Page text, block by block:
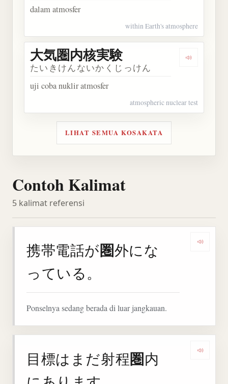
dalam atmosfer
within Earth's atmosphere
Dengarkan
大気圏内核実験
たいきけんないかくじっけん
uji coba nuklir atmosfer
atmospheric nuclear test
LIHAT SEMUA KOSAKATA
Contoh Kalimat
5 kalimat referensi
携帯電話が圏外にな
っている。
Ponselnya sedang berada di luar jangkauan.
目標はまだ射程圏内